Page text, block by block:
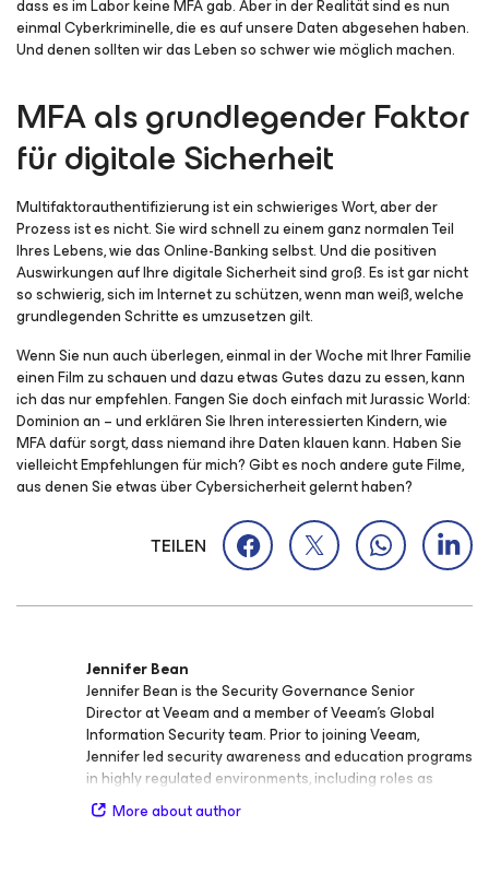
dass es im Labor keine MFA gab. Aber in der Realität sind es nun
einmal Cyberkriminelle, die es auf unsere Daten abgesehen haben.
Und denen sollten wir das Leben so schwer wie möglich machen.
MFA als grundlegender Faktor
für digitale Sicherheit
Multifaktorauthentifizierung ist ein schwieriges Wort, aber der
Prozess ist es nicht. Sie wird schnell zu einem ganz normalen Teil
Ihres Lebens, wie das Online-Banking selbst. Und die positiven
Auswirkungen auf Ihre digitale Sicherheit sind groß.Es ist gar nicht
so schwierig, sich im Internet zu schützen, wenn man weiß, welche
grundlegenden Schritte es umzusetzen gilt.
Wenn Sie nun auch überlegen, einmal in der Woche mit Ihrer Familie
einen Film zu schauen und dazu etwas Gutes dazu zu essen, kann
ich das nur empfehlen. Fangen Sie doch einfach mitJurassic World:
Dominionan – und erklären Sie Ihren interessierten Kindern, wie
MFA dafür sorgt, dass niemand ihre Daten klauen kann. Haben Sie
vielleicht Empfehlungen für mich? Gibt es noch andere gute Filme,
aus denen Sie etwas über Cybersicherheit gelernt haben?
TEILEN
Jennifer Bean
Jennifer Bean is the Security Governance Senior
Director at Veeam and a member of Veeam’s Global
Information Security team. Prior to joining Veeam,
Jennifer led security awareness and education programs
in highly regulated environments, including roles as
Security Awareness Manager at Baxter and
Cybersecurity Education Lead at Allstate Insurance
More about author